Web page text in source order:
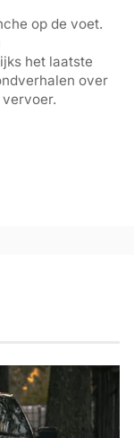
op de voet.
het laatste
over
vervoer.